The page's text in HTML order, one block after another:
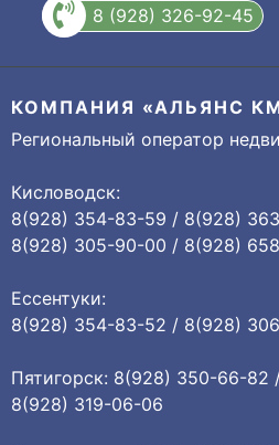
8 (928) 326-92-45
КОМПАНИЯ «АЛЬЯНС
Региональный оператор
Кисловодск:
8(928) 354-83-59 / 8(928)
8(928) 305-90-00 / 8(928)
Ессентуки:
8(928) 354-83-52 / 8(928)
Пятигорск: 8(928) 350-66-
8(928) 319-06-06